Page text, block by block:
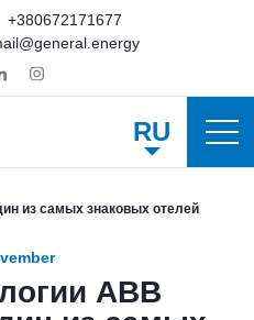
+380672171677
RU
из самых знаковых отелей
ABB